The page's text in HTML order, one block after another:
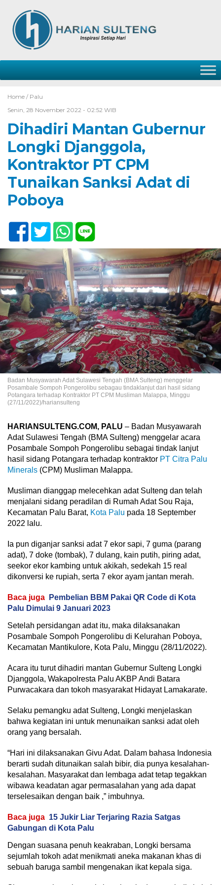
Home / Palu
Senin, 28 November 2022 - 02:52 WIB
Dihadiri Mantan Gubernur
Longki Djanggola,
Kontraktor PT CPM
Tunaikan Sanksi Adat di
Poboya
Badan Musyawarah Adat Sulawesi Tengah (BMA Sulteng) menggelar
Posambale Sompoh Pongerolibu sebagau tindaklanjut dari hasil sidang
Potangara terhadap Kontraktor PT CPM Musliman Malappa, Minggu
(27/11/2022)/hariansulteng
HARIANSULTENG.COM, PALU – Badan Musyawarah
Adat Sulawesi Tengah (BMA Sulteng) menggelar acara
Posambale Sompoh Pongerolibu sebagai tindak lanjut
hasil sidang Potangara terhadap kontraktor PT Citra Palu
Minerals (CPM) Musliman Malappa.
Musliman dianggap melecehkan adat Sulteng dan telah
menjalani sidang peradilan di Rumah Adat Sou Raja,
Kecamatan Palu Barat, Kota Palu pada 18 September
2022 lalu.
Ia pun diganjar sanksi adat 7 ekor sapi, 7 guma (parang
adat), 7 doke (tombak), 7 dulang, kain putih, piring adat,
seekor ekor kambing untuk akikah, sedekah 15 real
dikonversi ke rupiah, serta 7 ekor ayam jantan merah.
Baca juga
Pembelian BBM Pakai QR Code di Kota
Palu Dimulai 9 Januari 2023
Setelah persidangan adat itu, maka dilaksanakan
Posambale Sompoh Pongerolibu di Kelurahan Poboya,
Kecamatan Mantikulore, Kota Palu, Minggu (28/11/2022).
Acara itu turut dihadiri mantan Gubernur Sulteng Longki
Djanggola, Wakapolresta Palu AKBP Andi Batara
Purwacakara dan tokoh masyarakat Hidayat Lamakarate.
Selaku pemangku adat Sulteng, Longki menjelaskan
bahwa kegiatan ini untuk menunaikan sanksi adat oleh
orang yang bersalah.
“Hari ini dilaksanakan Givu Adat. Dalam bahasa Indonesia
berarti sudah ditunaikan salah bibir, dia punya kesalahan-
kesalahan. Masyarakat dan lembaga adat tetap tegakkan
wibawa keadatan agar permasalahan yang ada dapat
terselesaikan dengan baik ,” imbuhnya.
Baca juga 15 Jukir Liar Terjaring Razia Satgas
Gabungan di Kota Palu
Dengan suasana penuh keakraban, Longki bersama
sejumlah tokoh adat menikmati aneka makanan khas di
sebuah baruga sambil mengenakan ikat kepala siga.